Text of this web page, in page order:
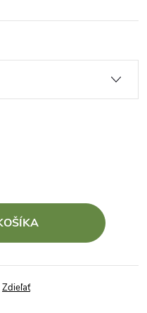
Zdieľať